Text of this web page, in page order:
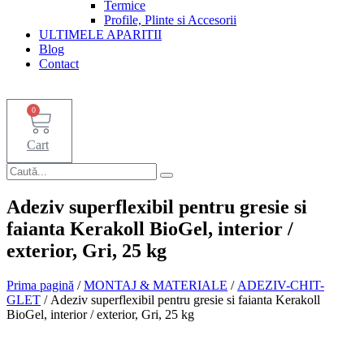
Termice
Profile, Plinte si Accesorii
ULTIMELE APARITII
Blog
Contact
0
Cart
Adeziv superflexibil pentru gresie si
faianta Kerakoll BioGel, interior /
exterior, Gri, 25 kg
Prima pagină /MONTAJ & MATERIALE / ADEZIV-CHIT-
GLET / Adeziv superflexibil pentru gresie si faianta Kerakoll
BioGel, interior / exterior, Gri, 25 kg